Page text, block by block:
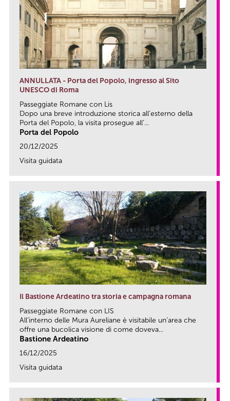
ANNULLATA - Porta del Popolo, ingresso al Sito
UNESCO di Roma
Passeggiate Romane con Lis
Dopo una breve introduzione storica all’esterno della
Porta del Popolo, la visita prosegue all’...
Porta del Popolo
20/12/2025
Visita guidata
Il Bastione Ardeatino tra storia e campagna romana
Passeggiate Romane con LIS
All’interno delle Mura Aureliane è visitabile un’area che
offre una bucolica visione di come doveva...
Bastione Ardeatino
16/12/2025
Visita guidata